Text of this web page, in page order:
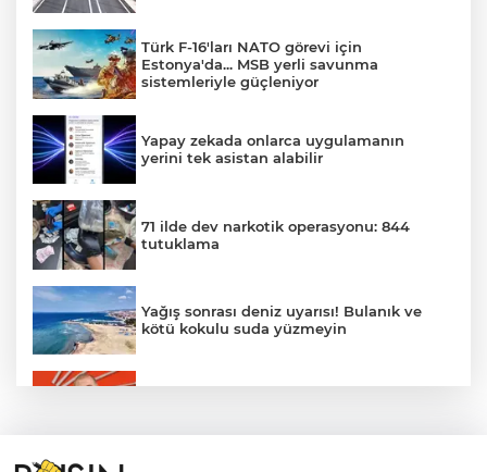
Türk F-16'ları NATO görevi için
Estonya'da... MSB yerli savunma
sistemleriyle güçleniyor
Yapay zekada onlarca uygulamanın
yerini tek asistan alabilir
71 ilde dev narkotik operasyonu: 844
tutuklama
Yağış sonrası deniz uyarısı! Bulanık ve
kötü kokulu suda yüzmeyin